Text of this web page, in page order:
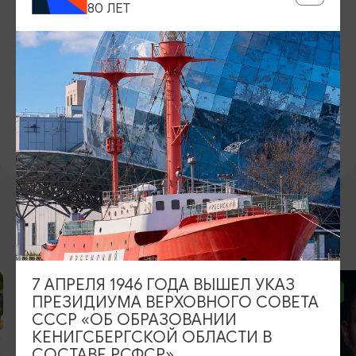
20.06.2026, 12:00-00:00
МЕСТО ПРОВЕДЕНИЯ
ул.Портовая, 7,
Показать на карте
Официальный сайт
ВОЗМОЖНО ВАС ЗАИНТЕРЕСУЕТ
ОТ 2500₽ ОТ 1000₽
80 ЛЕТ
7 АПРЕЛЯ 1946 ГОДА ВЫШЕЛ УКАЗ
ПРЕЗИДИУМА ВЕРХОВНОГО СОВЕТА
СССР «ОБ ОБРАЗОВАНИИ
КЕНИГСБЕРГСКОЙ ОБЛАСТИ В